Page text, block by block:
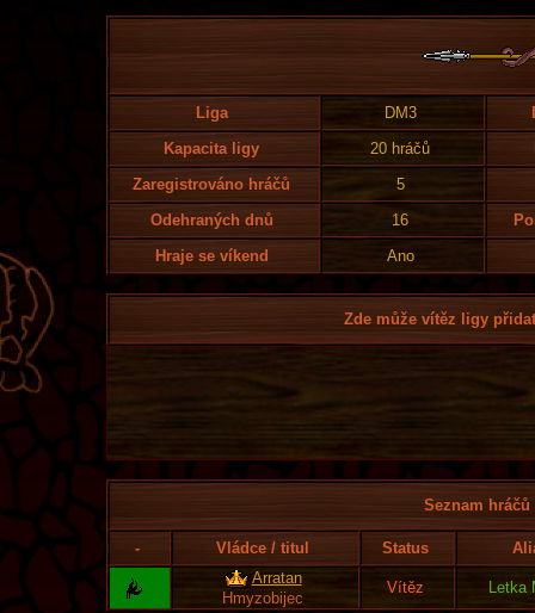
Liga DM3
Kapacita ligy
20 hráčů
Zaregistrováno hráčů
5
Odehraných dnů
16
Hraje se víkend
Ano
Zde může vítěz ligy
Seznam
- Vládce / titul Status
Arratan
Hmyzobijec
Vítěz Letka